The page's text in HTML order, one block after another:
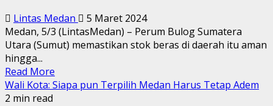
Lintas Medan
5 Maret 2024
Medan, 5/3 (LintasMedan) – Perum Bulog Sumatera
Utara (Sumut) memastikan stok beras di daerah itu aman
hingga...
Read More
Wali Kota: Siapa pun Terpilih Medan Harus Tetap Adem
2 min read